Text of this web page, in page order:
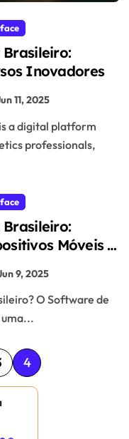
Inovadores
11, 2025
professionals,
Móveis e
9, 2025
4